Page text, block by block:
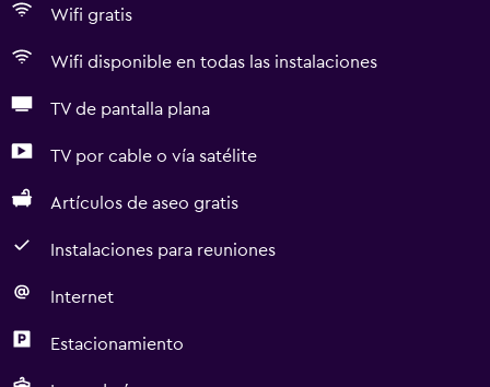
Wifi gratis
Wifi disponible en todas las instalaciones
TV de pantalla plana
TV por cable o vía satélite
Artículos de aseo gratis
Instalaciones para reuniones
Internet
Estacionamiento